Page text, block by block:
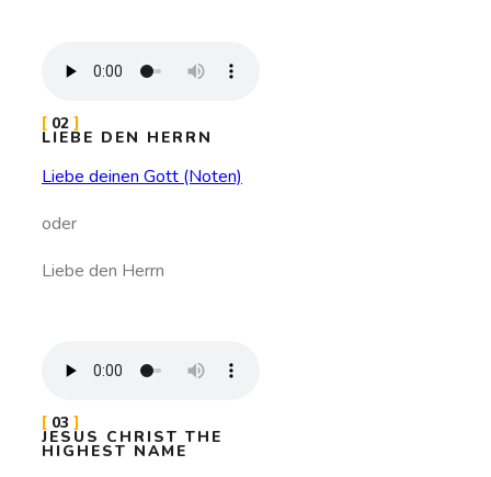
02
LIEBE DEN HERRN
Liebe deinen Gott (Noten)
oder
Liebe den Herrn
03
JESUS CHRIST THE
HIGHEST NAME